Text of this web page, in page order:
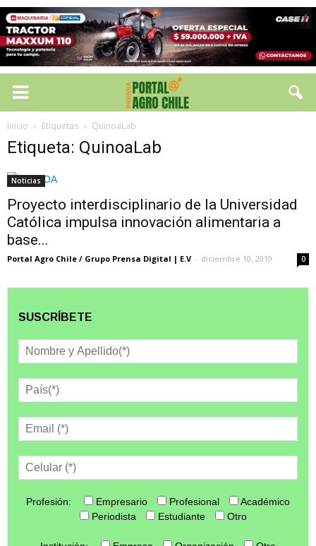
Inicio Etiquetas QuinoaLab
Etiqueta: QuinoaLab
Noticias
Proyecto interdisciplinario de la Universidad
Católica impulsa innovación alimentaria a
base...
Portal Agro Chile / Grupo Prensa Digital | E.V - diciembre 10, 2019 0
SUSCRÍBETE
Profesión: Empresario Profesional
Académico
Periodista
Estudiante Otro